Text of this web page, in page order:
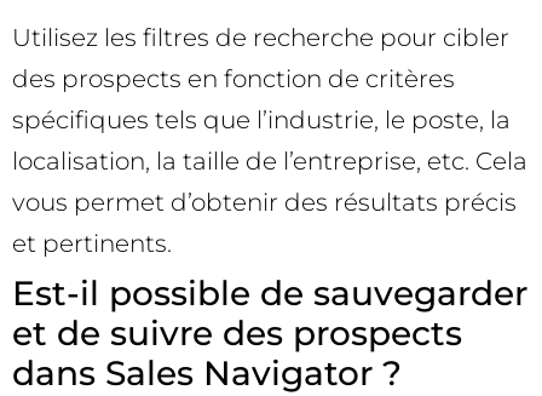
Utilisez les filtres de recherche pour cibler
des prospects en fonction de critères
spécifiques tels que l’industrie, le poste, la
localisation, la taille de l’entreprise, etc. Cela
vous permet d’obtenir des résultats précis
et pertinents.
Est-il possible de sauvegarder
et de suivre des prospects
dans Sales Navigator ?